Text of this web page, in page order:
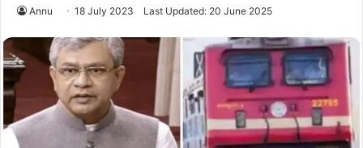
Annu 18 July 2023 Last Updated: 20 June 2025